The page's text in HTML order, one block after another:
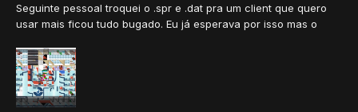
Seguinte pessoal troquei o .spr e .dat pra um client que quero
usar mais ficou tudo bugado. Eu já esperava por isso mas o
o que veio junto com o server não tem --- é o client do mesmo
server também só que mais atualizado e não possui...